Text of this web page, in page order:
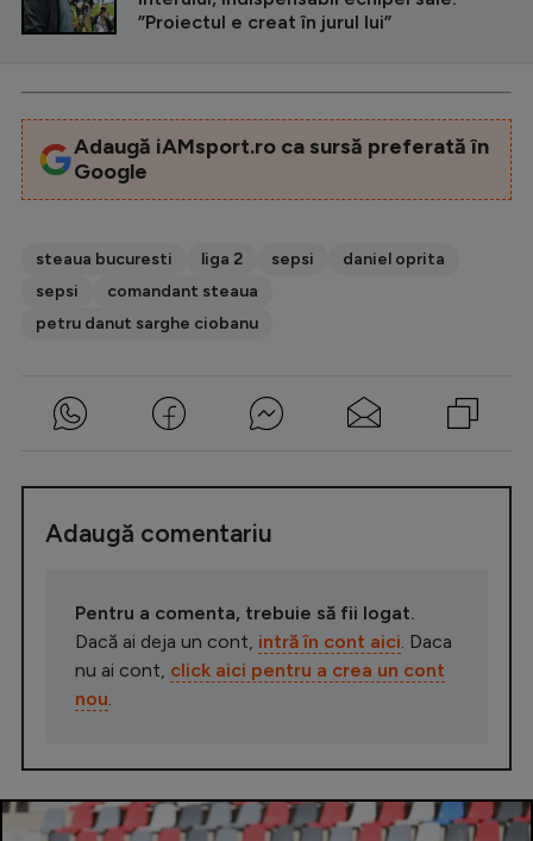
”Proiectul e creat în jurul lui”
Adaugă iAMsport.ro ca sursă preferată în
Google
steaua bucuresti liga 2 sepsi
daniel oprita
sepsi
comandant steaua
petru danut sarghe ciobanu
Adaugă comentariu
Pentru a comenta, trebuie să fii logat.
Dacă ai deja un cont, intră în cont aici . Daca
nu ai cont, click aici pentru a crea un cont
nou